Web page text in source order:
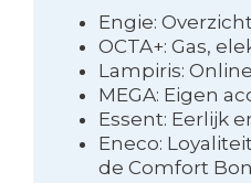
Engie:
OCTA+: Gas,
Lampiris:
MEGA: Eigen
Essent: Eerlijk
Eneco:
de Comfort